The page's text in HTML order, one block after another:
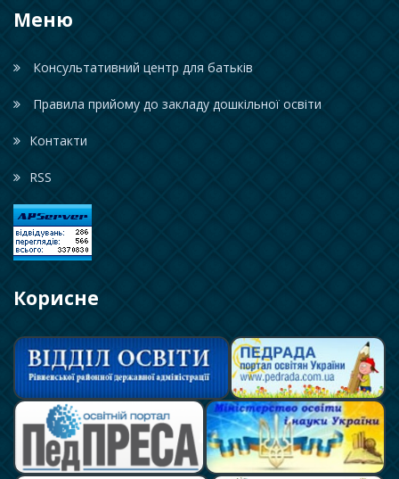
Меню
Консультативний центр для батьків
Правила прийому до закладу дошкільної освіти
Контакти
RSS
Корисне